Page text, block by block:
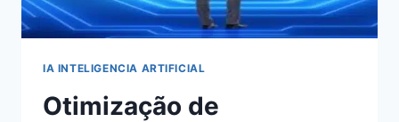
E
VENDAS
IA INTELIGENCIA ARTIFICIAL
Otimização de